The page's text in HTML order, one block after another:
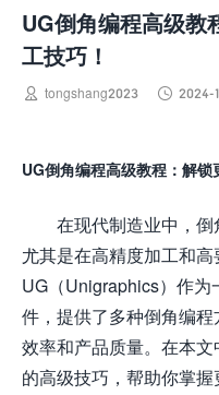
UG倒角编程高级教
工技巧！
 tongshang2023  2024-
UG倒角编程高级教程：解
在现代制造业中，倒
尤其是在高精度加工和高
UG（Unigraphics）作
件，提供了多种倒角编
效率和产品质量。在本
的高级技巧，帮助你掌